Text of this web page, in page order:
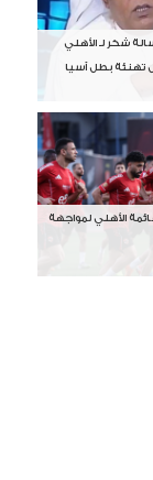
شكر لـ الأهلي
تهنئة بطل آسيا
الأهلي لمواجهة